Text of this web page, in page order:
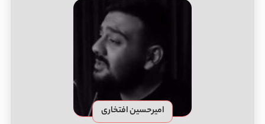
امیرحسین افتخاری